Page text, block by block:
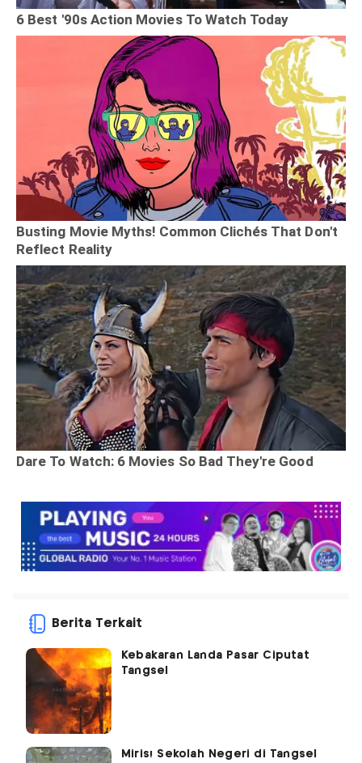
Berita Terkait
Kebakaran Landa Pasar Ciputat
Tangsel
Miris! Sekolah Negeri di Tangsel